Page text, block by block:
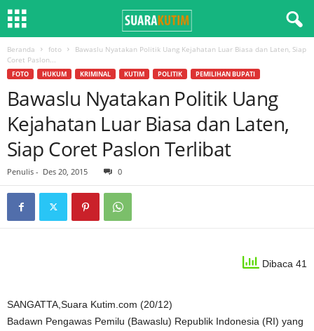
Beranda foto
Bawaslu Nyatakan Politik Uang Kejahatan Luar Biasa dan Laten, Siap
Coret Paslon...
FOTO HUKUM KRIMINAL KUTIM POLITIK PEMILIHAN BUPATI
Bawaslu Nyatakan Politik Uang
Kejahatan Luar Biasa dan Laten,
Siap Coret Paslon Terlibat
Penulis - Des 20, 2015 0
Dibaca 41
SANGATTA,Suara Kutim.com (20/12)
Badawn Pengawas Pemilu (Bawaslu) Republik Indonesia (RI) yang